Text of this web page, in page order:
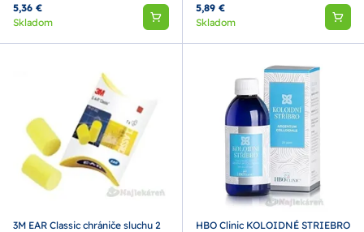
5,36 €
Skladom
5,89 €
Skladom
3M EAR Classic chrániče sluchu 2
HBO Clinic KOLOIDNÉ STRIEBRO